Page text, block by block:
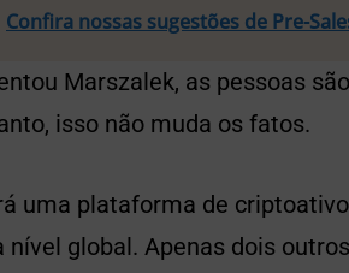
Confira nossas sugestões de Pre-
Marszalek, as pessoas
isso não muda os fatos.
uma plataforma de
nível global. Apenas dois